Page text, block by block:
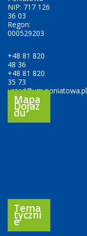
NIP: 717 126
36 03
Regon:
000529203
+48 81 820
48 36
+48 81 820
35 73
urzad@um.poniatowa.pl
Mapa
Dojaz
Du
Tema
Tyczni
E